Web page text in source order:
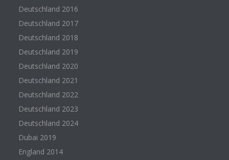
Deutschland 2016
Deutschland 2017
Deutschland 2018
Deutschland 2019
Deutschland 2020
Deutschland 2021
Deutschland 2022
Deutschland 2023
Deutschland 2024
Dubai 2019
England 2014